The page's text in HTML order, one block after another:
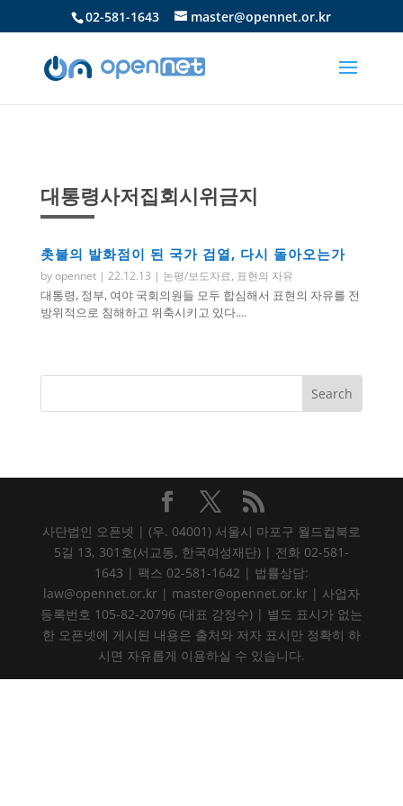
02-581-1643 master@opennet.or.kr
대통령사저집회시위금지
촛불의 발화점이 된 국가 검열, 다시 돌아오는가
byopennet| 22.12.13 | 논평/보도자료, 표현의 자유
대통령, 정부, 여야 국회의원들 모두 합심해서 표현의 자유를 전
방위적으로 침해하고 위축시키고 있다....
사단법인 오픈넷 | (우. 04001) 서울시 마포구 월드컵북로
5길 13, 301호(서교동, 한국여성재단) | 전화 02-581-
1643 | 팩스 02-581-1642 | 법률상담:
law@opennet.or.kr | master@opennet.or.kr | 사업자
등록번호 105-82-20796 (대표 강정수) | 별도 표시가 없는
한 오픈넷에 게시된 내용은 출처와 저자 표시만 정확히 하
시면 자유롭게 이용하실 수 있습니다.